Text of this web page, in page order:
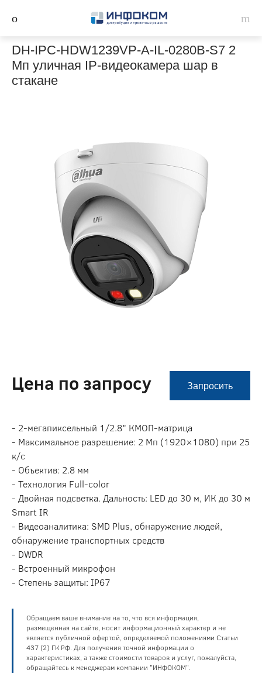
DH-IPC-HDW1239VP-A-IL-0280B-S7 2
Мп уличная IP-видеокамера шар в
стакане
Цена по запросу Запросить
- 2-мегапиксельный 1/2.8" КMOП-матрица
- Максимальное разрешение: 2 Мп (1920×1080) при 25
к/с
- Объектив: 2.8 мм
- Технология Full-color
- Двойная подсветка. Дальность: LED до 30 м, ИК до 30 м
Smart IR
- Видеоаналитика: SMD Plus, обнаружение людей,
обнаружение транспортных средств
- DWDR
- Встроенный микрофон
- Степень защиты: IP67
Обращаем ваше внимание на то, что вся информация,
размещенная на сайте, носит информационный характер и не
является публичной офертой, определяемой положениями Статьи
437 (2) ГК РФ. Для получения точной информации о
характеристиках, а также стоимости товаров и услуг, пожалуйста,
обращайтесь к менеджерам компании "ИНФОКОМ".